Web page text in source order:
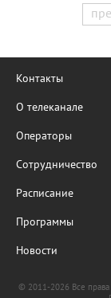
Контакты
О телеканале
Операторы
Сотрудничество
Расписание
Программы
Новости
© 2011-2026 Все права